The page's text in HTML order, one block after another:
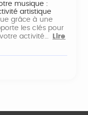
musique :
artistique
grâce à une
les clés pour
activité…
Lire